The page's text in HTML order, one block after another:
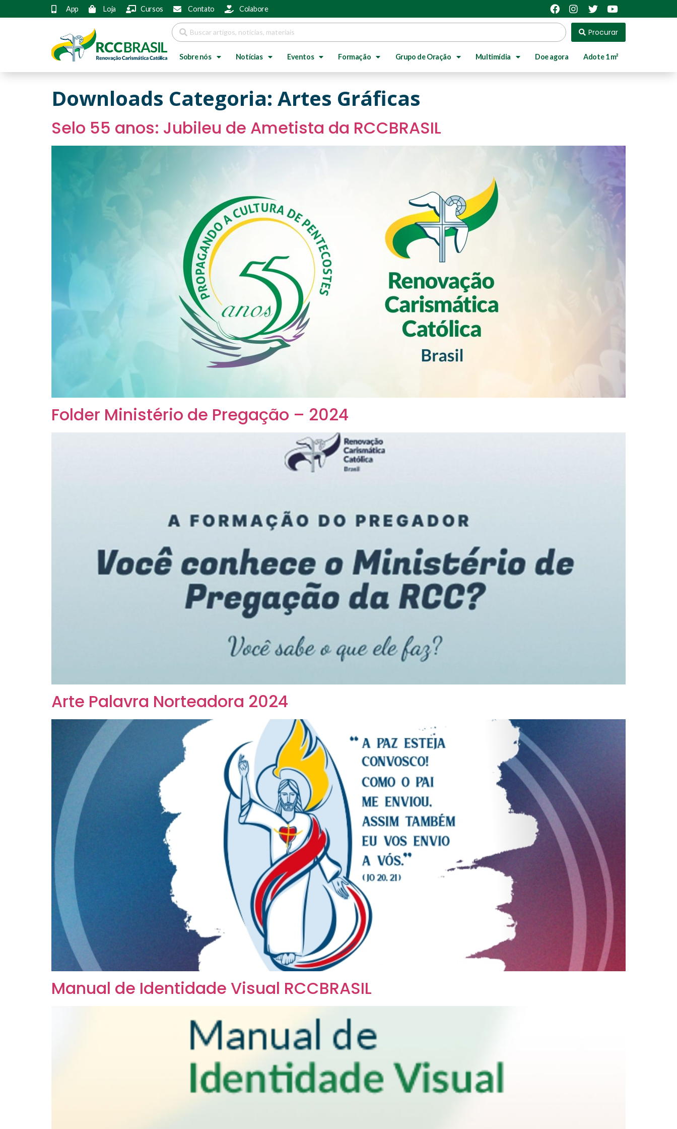
App Loja Cursos Contato Colabore
Procurar
Sobre nós Notícias Eventos Formação Grupo de Oração Multimídia Doe agora Adote 1 m²
Downloads Categoria: Artes Gráficas
Selo 55 anos: Jubileu de Ametista da RCCBRASIL
Folder Ministério de Pregação – 2024
Arte Palavra Norteadora 2024
Manual de Identidade Visual RCCBRASIL